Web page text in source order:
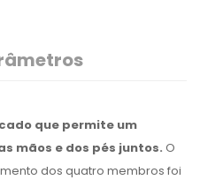
que permite um
mãos e dos pés juntos. O
dos quatro membros foi